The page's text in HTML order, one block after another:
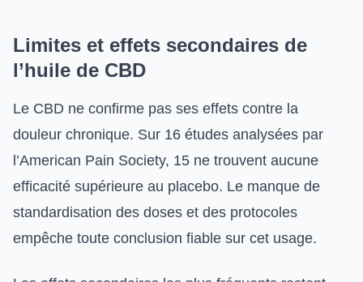
Limites et effets secondaires de
l’huile de CBD
Le CBD ne confirme pas ses effets contre la
douleur chronique. Sur 16 études analysées par
l’American Pain Society, 15 ne trouvent aucune
efficacité supérieure au placebo. Le manque de
standardisation des doses et des protocoles
empêche toute conclusion fiable sur cet usage.